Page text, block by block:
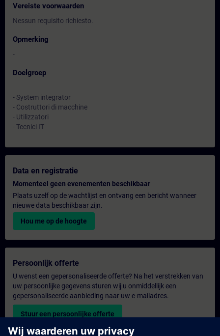
Vereiste voorwaarden
Nessun requisito richiesto.
Opmerking
-
Doelgroep
- System integrator
- Costruttori di macchine
- Utilizzatori
- Tecnici IT
Data en registratie
Momenteel geen evenementen beschikbaar
Plaats uzelf op de wachtlijst en ontvang een bericht wanneer
nieuwe data beschikbaar zijn.
Hou me op de hoogte
Persoonlijk offerte
U wenst een gepersonaliseerde offerte? Na het verstrekken van
uw persoonlijke gegevens sturen wij u onmiddellijk een
gepersonaliseerde aanbieding naar uw e-mailadres.
Stuur een persoonlijke offerte